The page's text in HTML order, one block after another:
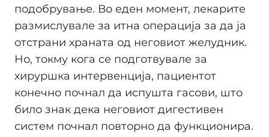
подобрување. Во еден момент, лекарите
размислувале за итна операција за да ја
отстрани храната од неговиот желудник.
Но, токму кога се подготвувале за
хируршка интервенција, пациентот
конечно почнал да испушта гасови, што
било знак дека неговиот дигестивен
систем почнал повторно да функционира.